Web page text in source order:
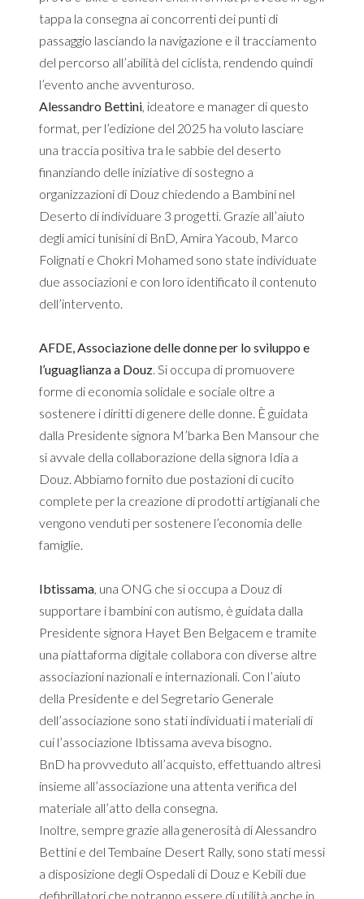
tappa la consegna ai concorrenti dei punti di
passaggio lasciando la navigazione e il tracciamento
del percorso all’abilità del ciclista, rendendo quindi
l’evento anche avventuroso.
Alessandro Bettini, ideatore e manager di questo
format, per l’edizione del 2025 ha voluto lasciare
una traccia positiva tra le sabbie del deserto
finanziando delle iniziative di sostegno a
organizzazioni di Douz chiedendo a Bambini nel
Deserto di individuare 3 progetti. Grazie all’aiuto
degli amici tunisini di BnD, Amira Yacoub, Marco
Folignati e Chokri Mohamed sono state individuate
due associazioni e con loro identificato il contenuto
dell’intervento.
AFDE, Associazione delle donne per lo sviluppo e
l’uguaglianza a Douz. Si occupa di promuovere
forme di economia solidale e sociale oltre a
sostenere i diritti di genere delle donne. È guidata
dalla Presidente signora M’barka Ben Mansour che
si avvale della collaborazione della signora Idia a
Douz. Abbiamo fornito due postazioni di cucito
complete per la creazione di prodotti artigianali che
vengono venduti per sostenere l’economia delle
famiglie.
Ibtissama, una ONG che si occupa a Douz di
supportare i bambini con autismo, è guidata dalla
Presidente signora Hayet Ben Belgacem e tramite
una piattaforma digitale collabora con diverse altre
associazioni nazionali e internazionali. Con l’aiuto
della Presidente e del Segretario Generale
dell’associazione sono stati individuati i materiali di
cui l’associazione Ibtissama aveva bisogno.
BnD ha provveduto all’acquisto, effettuando altresì
insieme all’associazione una attenta verifica del
materiale all’atto della consegna.
Inoltre, sempre grazie alla generosità di Alessandro
Bettini e del Tembaine Desert Rally, sono stati messi
a disposizione degli Ospedali di Douz e Kebili due
defibrillatori che potranno essere di utilità anche in